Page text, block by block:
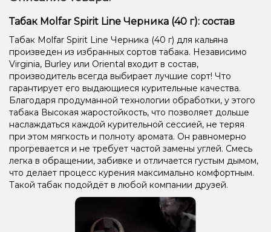
Табак Molfar Spirit Line Черника (40 г): состав
Табак Molfar Spirit Line Черника (40 г) для кальяна
произведен из избранных сортов табака. Независимо
Virginia, Burley или Oriental входит в состав,
производитель всегда выбирает лучшие сорт! Что
гарантирует его выдающиеся курительные качества.
Благодаря продуманной технологии обработки, у этого
табака Высокая жаростойкость, что позволяет дольше
наслаждаться каждой курительной сессией, не теряя
при этом мягкость и полноту аромата. Он равномерно
прогревается и не требует частой замены углей. Смесь
легка в обращении, забивке и отличается густым дымом,
что делает процесс курения максимально комфортным.
Такой табак подойдёт в любой компании друзей.